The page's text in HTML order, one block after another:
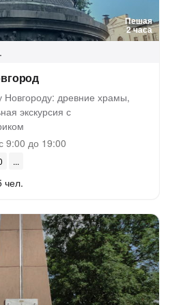
Пешая
2 часа
Новгороду: древние храмы,
экскурсия с
9:00 до 19:00
чел.